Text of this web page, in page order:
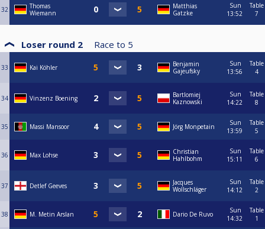
32
Thomas
Wiemann
Matthias
Gatzke
Sun
13:52
Table
7
Loser round 2 Race to 5
33 Kai Köhler
Benjamin
Gajeufsky
Sun
13:56
Table
4
34 Vinzenz Boening
Bartlomiej
Kaznowski
Sun
14:22
Table
8
35 Massi Mansoor Jörg Monpetain
Sun
13:59
Table
5
36 Max Lohse
Christian
Hahlbohm
Sun
15:11
Table
6
37 Detlef Geeves
Jacques
Wollschläger
Sun
14:12
Table
2
38 M. Metin Arslan Dario De Ruvo
Sun
14:32
Table
1